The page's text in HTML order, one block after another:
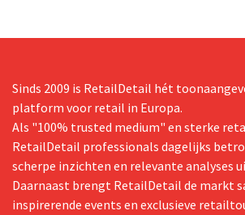
Sinds 2009 is RetailDetail hét
platform voor retail in Europa.
Als "100% trusted medium" en sterke
RetailDetail professionals dagelijks
scherpe inzichten en relevante analyses
Daarnaast brengt RetailDetail de markt
inspirerende events en exclusieve